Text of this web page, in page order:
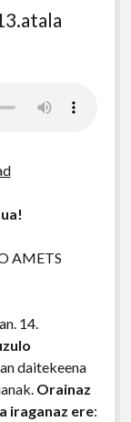
AMETS
14.
daitekeena
Orainaz
iraganaz ere: